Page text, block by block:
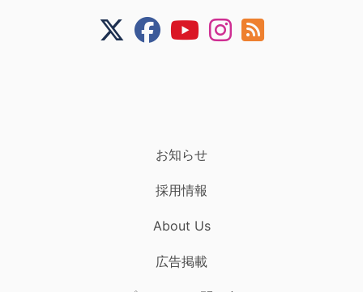
お知らせ
採用情報
About Us
広告掲載